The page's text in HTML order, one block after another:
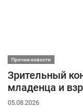
Прочие новости
Зрительный
младенца и
05.08.2026